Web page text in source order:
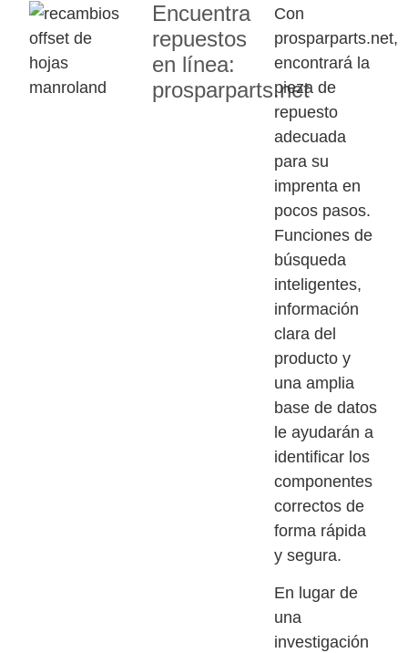
Encuentra
repuestos
en línea:
prosparparts.net
Con
prosparparts.net,
encontrará la
pieza de
repuesto
adecuada
para su
imprenta en
pocos pasos.
Funciones de
búsqueda
inteligentes,
información
clara del
producto y
una amplia
base de datos
le ayudarán a
identificar los
componentes
correctos de
forma rápida
y segura.
En lugar de
una
investigación